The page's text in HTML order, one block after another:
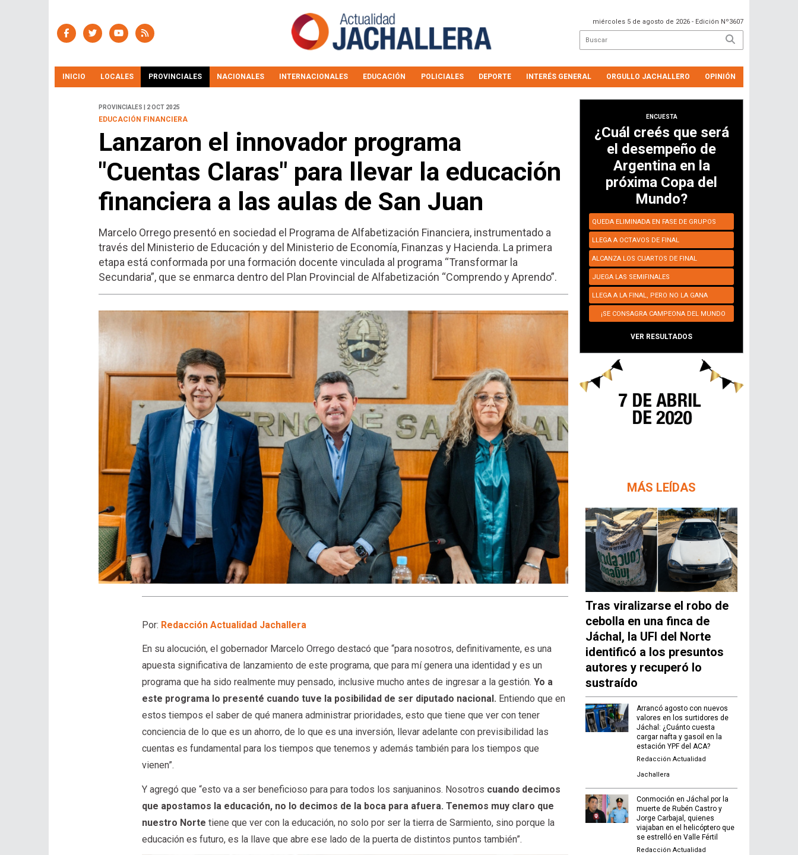
miércoles 5 de agosto de 2026 - Edición Nº3607
INICIO LOCALES PROVINCIALES NACIONALES INTERNACIONALES EDUCACIÓN POLICIALES DEPORTE INTERÉS GENERAL ORGULLO JACHALLERO OPINIÓN
PROVINCIALES | 2 OCT 2025
EDUCACIÓN FINANCIERA
Lanzaron el innovador programa
"Cuentas Claras" para llevar la educación
financiera a las aulas de San Juan
Marcelo Orrego presentó en sociedad el Programa de Alfabetización Financiera, instrumentado a
través del Ministerio de Educación y del Ministerio de Economía, Finanzas y Hacienda. La primera
etapa está conformada por una formación docente vinculada al programa “Transformar la
Secundaria”, que se enmarca dentro del Plan Provincial de Alfabetización “Comprendo y Aprendo”.
Por: Redacción Actualidad Jachallera
En su alocución, el gobernador Marcelo Orrego destacó que “para nosotros, definitivamente, es una
apuesta significativa de lanzamiento de este programa, que para mí genera una identidad y es un
programa que ha sido realmente muy pensado, inclusive mucho antes de ingresar a la gestión.Yo a
este programa lo presenté cuando tuve la posibilidad de ser diputado nacional. Entiendo que en
estos tiempos el saber de qué manera administrar prioridades, esto que tiene que ver con tener
conciencia de lo que es un ahorro, de lo que es una inversión, llevar adelante con previsibilidad las
cuentas es fundamental para los tiempos que tenemos y además también para los tiempos que
vienen”.
Y agregó que “esto va a ser beneficioso para para todos los sanjuaninos. Nosotros cuando decimos
que apostamos la educación, no lo decimos de la boca para afuera. Tenemos muy claro que
nuestro Norte tiene que ver con la educación, no solo por ser la tierra de Sarmiento, sino porque la
educación es futuro, es la llave que abre ese lado de la puerta de distintos puntos también”.
ENCUESTA
¿Cuál creés que será
el desempeño de
Argentina en la
próxima Copa del
Mundo?
QUEDA ELIMINADA EN FASE DE GRUPOS
LLEGA A OCTAVOS DE FINAL
ALCANZA LOS CUARTOS DE FINAL
JUEGA LAS SEMIFINALES
LLEGA A LA FINAL, PERO NO LA GANA
¡SE CONSAGRA CAMPEONA DEL MUNDO
VER RESULTADOS
MÁS LEÍDAS
Tras viralizarse el robo de
cebolla en una finca de
Jáchal, la UFI del Norte
identificó a los presuntos
autores y recuperó lo
sustraído
Arrancó agosto con nuevos
valores en los surtidores de
Jáchal: ¿Cuánto cuesta
cargar nafta y gasoil en la
estación YPF del ACA?
Redacción Actualidad
Jachallera
Conmoción en Jáchal por la
muerte de Rubén Castro y
Jorge Carbajal, quienes
viajaban en el helicóptero que
se estrelló en Valle Fértil
Redacción Actualidad